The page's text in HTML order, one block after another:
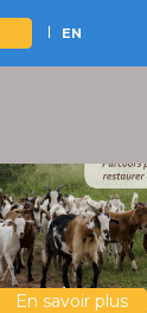
EN
En savoir plus